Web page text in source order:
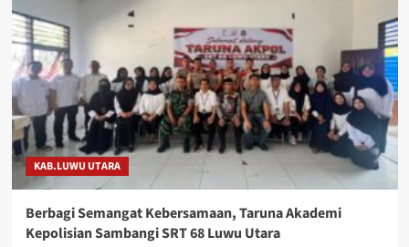
KAB.LUWU UTARA
Berbagi Semangat Kebersamaan, Taruna Akademi
Kepolisian Sambangi SRT 68 Luwu Utara